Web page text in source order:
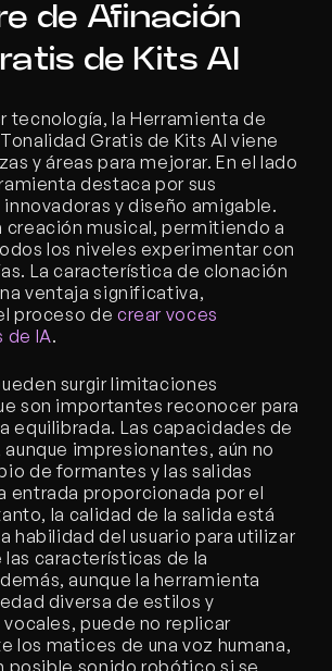
de Afinación
de Kits AI
tecnología, la Herramienta de
Gratis de Kits AI viene
y áreas para mejorar. En el lado
destaca por sus
y diseño amigable.
creación musical, permitiendo a
los niveles experimentar con
La característica de clonación
ventaja significativa,
proceso de crear voces
de IA.
surgir limitaciones
son importantes reconocer para
equilibrada. Las capacidades de
impresionantes, aún no
de formantes y las salidas
entrada proporcionada por el
la calidad de la salida está
habilidad del usuario para utilizar
características de la
aunque la herramienta
diversa de estilos y
puede no replicar
los matices de una voz humana,